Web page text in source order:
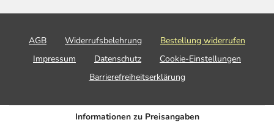
der Konsum von Alkohol möglich. Stark zuckerhaltige
Spirituosen sind selbstverständlich zu vermeiden, schon
allein wegen des Zuckers.
dem auf der Packung oder der Umverpackung
angegebenen Verfallsdatum. Das Verfallsdatum bezieht
AGB Widerrufsbelehrung
Bestellung widerrufen
Impressum
Datenschutz
Cookie-Einstellungen
Barrierefreiheitserklärung
Informationen zu Preisangaben